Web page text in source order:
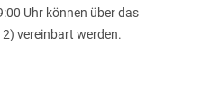
Uhr können über das
vereinbart werden.